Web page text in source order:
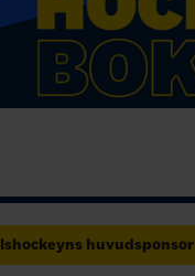
Ishockeyns huvudsponsor